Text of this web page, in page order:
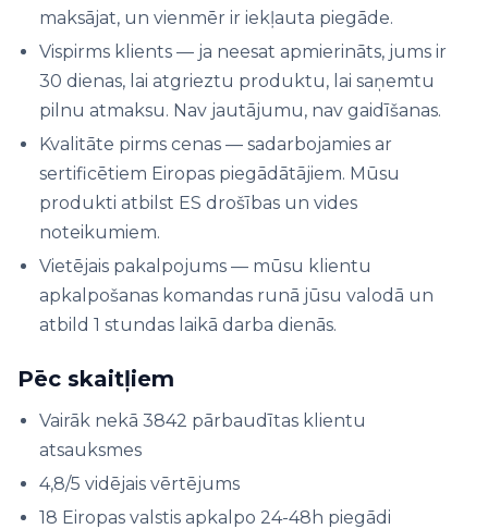
maksājat, un vienmēr ir iekļauta piegāde.
Vispirms klients — ja neesat apmierināts, jums ir
30 dienas, lai atgrieztu produktu, lai saņemtu
pilnu atmaksu. Nav jautājumu, nav gaidīšanas.
Kvalitāte pirms cenas — sadarbojamies ar
sertificētiem Eiropas piegādātājiem. Mūsu
produkti atbilst ES drošības un vides
noteikumiem.
Vietējais pakalpojums — mūsu klientu
apkalpošanas komandas runā jūsu valodā un
atbild 1 stundas laikā darba dienās.
Pēc skaitļiem
Vairāk nekā 3842 pārbaudītas klientu
atsauksmes
4,8/5 vidējais vērtējums
18 Eiropas valstis apkalpo 24-48h piegādi